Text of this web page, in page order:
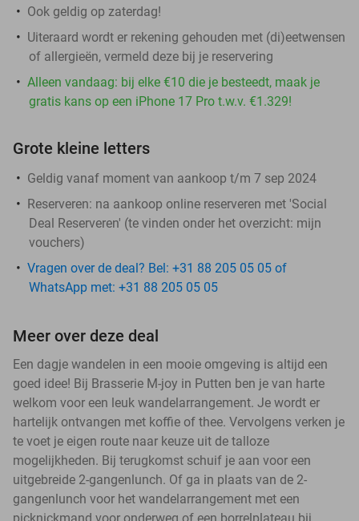
Ook geldig op zaterdag!
Uiteraard wordt er rekening gehouden met (di)eetwensen
of allergieën, vermeld deze bij je reservering
Alleen vandaag: bij elke €10 die je besteedt, maak je
gratis kans op een iPhone 17 Pro t.w.v. €1.329!
Grote kleine letters
Geldig vanaf moment van aankoop t/m 7 sep 2024
Reserveren: na aankoop online reserveren met 'Social
Deal Reserveren' (te vinden onder het overzicht: mijn
vouchers)
Vragen over de deal? Bel: +31 88 205 05 05 of
WhatsApp met: +31 88 205 05 05
Meer over deze deal
Een dagje wandelen in een mooie omgeving is altijd een
goed idee! Bij Brasserie M-joy in Putten ben je van harte
welkom voor een leuk wandelarrangement. Je wordt er
hartelijk ontvangen met koffie of thee. Vervolgens verken je
te voet je eigen route naar keuze uit de talloze
mogelijkheden. Bij terugkomst schuif je aan voor een
uitgebreide 2-gangenlunch. Of ga in plaats van de 2-
gangenlunch voor het wandelarrangement met een